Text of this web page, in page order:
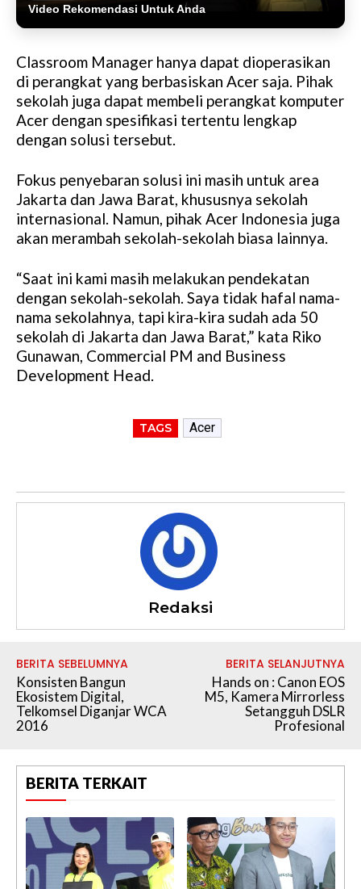
Video Rekomendasi Untuk Anda
Classroom Manager hanya dapat dioperasikan
di perangkat yang berbasiskan Acer saja. Pihak
sekolah juga dapat membeli perangkat komputer
Acer dengan spesifikasi tertentu lengkap
dengan solusi tersebut.
Fokus penyebaran solusi ini masih untuk area
Jakarta dan Jawa Barat, khususnya sekolah
internasional. Namun, pihak Acer Indonesia juga
akan merambah sekolah-sekolah biasa lainnya.
“Saat ini kami masih melakukan pendekatan
dengan sekolah-sekolah. Saya tidak hafal nama-
nama sekolahnya, tapi kira-kira sudah ada 50
sekolah di Jakarta dan Jawa Barat,” kata Riko
Gunawan, Commercial PM and Business
Development Head.
TAGS Acer
Redaksi
BERITA SEBELUMNYA
Konsisten Bangun
Ekosistem Digital,
Telkomsel Diganjar WCA
2016
BERITA SELANJUTNYA
Hands on : Canon EOS
M5, Kamera Mirrorless
Setangguh DSLR
Profesional
BERITA TERKAIT